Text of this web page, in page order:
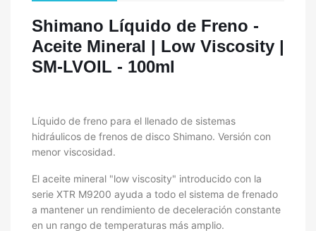
Shimano Líquido de Freno -
Aceite Mineral | Low Viscosity |
SM-LVOIL - 100ml
Líquido de freno para el llenado de sistemas
hidráulicos de frenos de disco Shimano. Versión con
menor viscosidad.
El aceite mineral "low viscosity" introducido con la
serie XTR M9200 ayuda a todo el sistema de frenado
a mantener un rendimiento de deceleración constante
en un rango de temperaturas más amplio.